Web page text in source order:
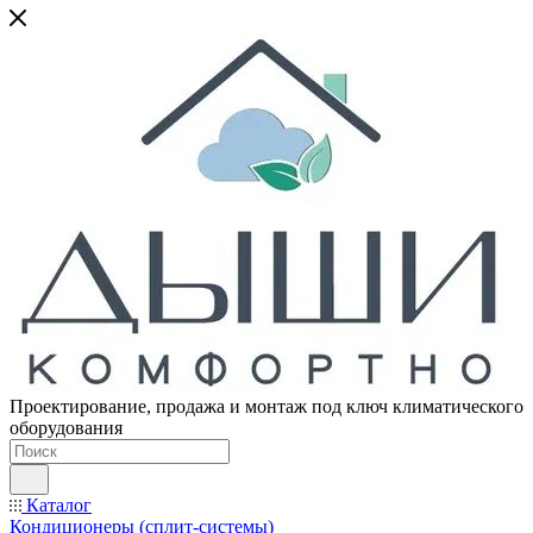
Проектирование, продажа и монтаж под ключ климатического
оборудования
Каталог
Кондиционеры (сплит-системы)